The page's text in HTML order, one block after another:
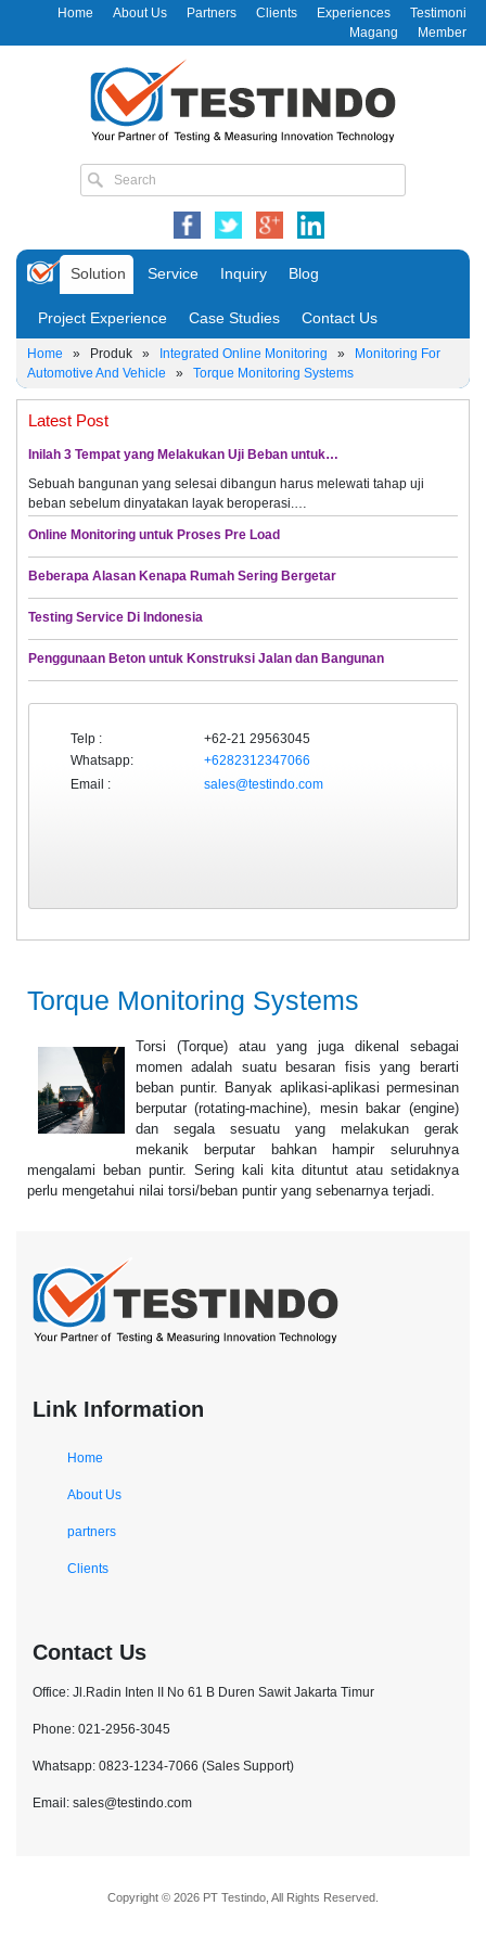
Home About Us Partners Clients Experiences
Testimoni
Magang
Member
Solution Service Inquiry Blog
Project Experience Case Studies Contact Us
Home » Produk » Integrated Online Monitoring »
Monitoring For
Automotive And Vehicle » Torque Monitoring Systems
Latest Post
Inilah 3 Tempat yang Melakukan Uji Beban untuk…
Sebuah bangunan yang selesai dibangun harus melewati tahap uji
beban sebelum dinyatakan layak beroperasi.…
Online Monitoring untuk Proses Pre Load
Beberapa Alasan Kenapa Rumah Sering Bergetar
Testing Service Di Indonesia
Penggunaan Beton untuk Konstruksi Jalan dan Bangunan
Telp :
+62-21 29563045
Whatsapp:
+6282312347066
Email :
sales@testindo.com
Torque Monitoring Systems
Torsi (Torque) atau yang juga dikenal sebagai
momen adalah suatu besaran fisis yang berarti
beban puntir. Banyak aplikasi-aplikasi permesinan
berputar (rotating-machine), mesin bakar (engine)
dan segala sesuatu yang melakukan gerak
mekanik berputar bahkan hampir seluruhnya
mengalami beban puntir. Sering kali kita dituntut atau setidaknya
perlu mengetahui nilai torsi/beban puntir yang sebenarnya terjadi.
Link Information
Home
About Us
partners
Clients
Contact Us
Office: Jl.Radin Inten II No 61 B Duren Sawit Jakarta Timur
Phone: 021-2956-3045
Whatsapp: 0823-1234-7066 (Sales Support)
Email: sales@testindo.com
Copyright © 2026 PT Testindo, All Rights Reserved.